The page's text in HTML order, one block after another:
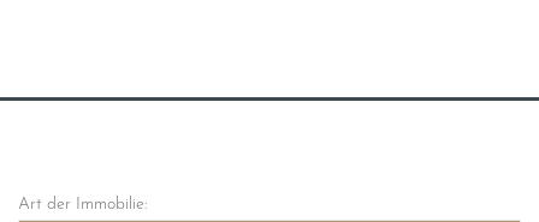
Art der Immobilie: